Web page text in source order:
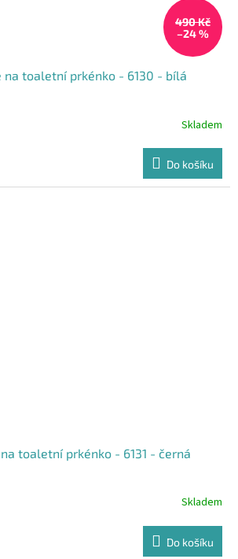
490 Kč
–24 %
na toaletní prkénko - 6130 - bílá
Skladem
Do košíku
toaletní prkénko - 6131 - černá
Skladem
Do košíku